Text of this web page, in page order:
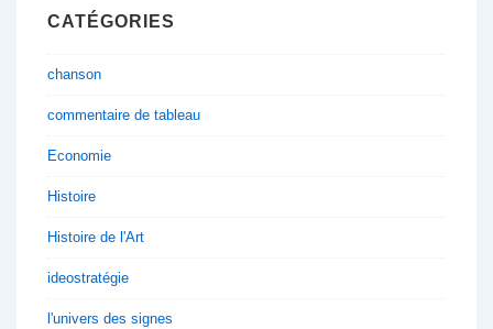
CATÉGORIES
chanson
commentaire de tableau
Economie
Histoire
Histoire de l'Art
ideostratégie
l'univers des signes